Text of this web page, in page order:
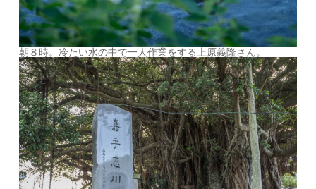
朝８時。冷たい水の中で一人作業をする上原義隆さん。